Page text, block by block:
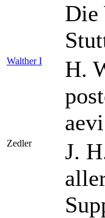
Die
Walther I
H.
Zedler
J.